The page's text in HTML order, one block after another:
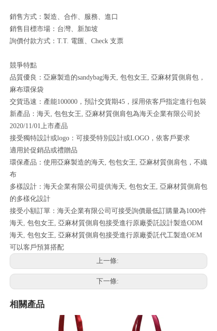
銷售方式：製造、合作、服務、進口
銷售目標市場：台灣、新加坡
詢價付款方式：T.T. 電匯、Check 支票
競爭特點
品質優良：亞麻製造的sandybag海天, 包包女王, 亞麻材質側肩包，
麻布環保袋
交貨迅速：產能100000，預計交貨期45，採用依客戶指定進行包裝
新產品：海天, 包包女王, 亞麻材質側肩包為海天企業有限公司於
2020/11/01上市產品
接受獨特設計或logo：可接受特別設計或LOGO，依客戶要求
適用於促銷品或禮贈品
環保產品：使用亞麻製造的海天, 包包女王, 亞麻材質側肩包，不織
布
多樣設計：海天企業有限公司提供海天, 包包女王, 亞麻材質側肩包
的多樣化設計
接受小額訂單：海天企業有限公司可接受詢價最低訂購量為1000件
海天, 包包女王, 亞麻材質側肩包接受進行原廠委託設計製造ODM
海天, 包包女王, 亞麻材質側肩包接受進行原廠委託代工製造OEM
可以客戶預算搭配
上一條:
下一條:
相關產品